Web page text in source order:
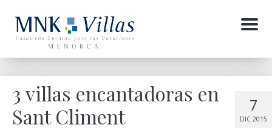
Menu
7
DIC 2015
3 villas encantadoras en
Sant Climent